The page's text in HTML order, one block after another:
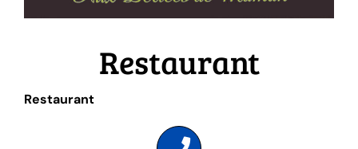
Restaurant
Restaurant